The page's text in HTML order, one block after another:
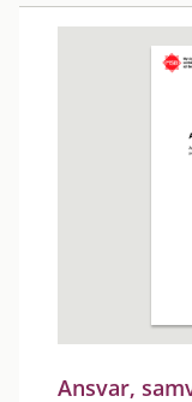
Ansvar,